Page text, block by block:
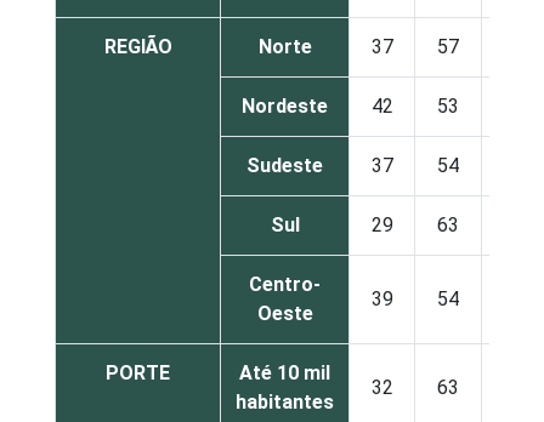
REGIÃO Norte 37 57
Nordeste 42 53
Sudeste 37 54
Sul 29 63
Centro-
Oeste
39 54
PORTE
Até 10 mil
habitantes
32 63